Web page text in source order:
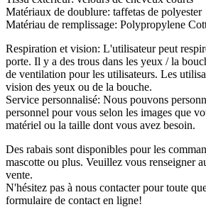
Matériaux de doublure: taffetas de polyester
Matériau de remplissage: Polypropylene
Respiration et vision: L'utilisateur peut
porte. Il y a des trous dans les yeux / la
de ventilation pour les utilisateurs. Les
vision des yeux ou de la bouche.
Service personnalisé: Nous pouvons
personnel pour vous selon les images que
matériel ou la taille dont vous avez besoin.
Des rabais sont disponibles pour les
mascotte ou plus. Veuillez vous renseigner
vente.
N'hésitez pas à nous contacter pour toute
formulaire de contact en ligne!